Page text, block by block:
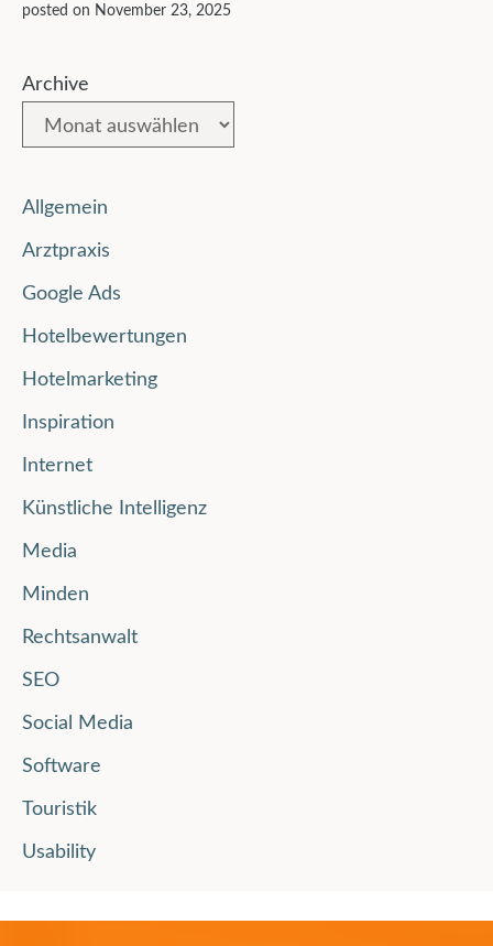
posted on November 23, 2025
Archive
Allgemein
Arztpraxis
Google Ads
Hotelbewertungen
Hotelmarketing
Inspiration
Internet
Künstliche Intelligenz
Media
Minden
Rechtsanwalt
SEO
Social Media
Software
Touristik
Usability